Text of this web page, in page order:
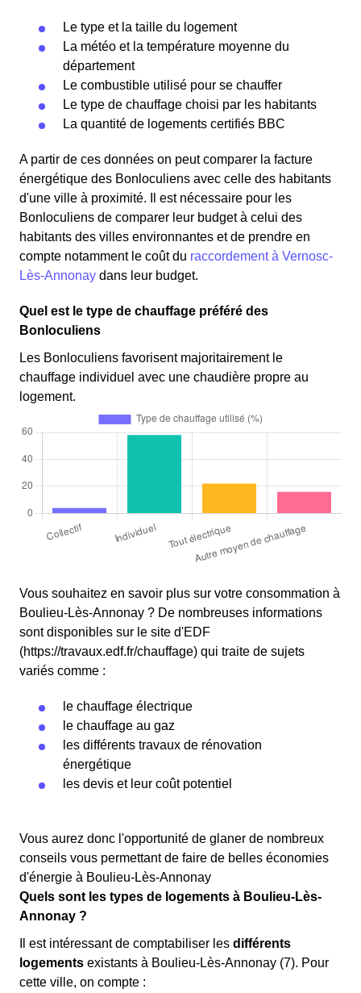
Le type et la taille du logement
La météo et la température moyenne du
département
Le combustible utilisé pour se chauffer
Le type de chauffage choisi par les habitants
La quantité de logements certifiés BBC
A partir de ces données on peut comparer la facture
énergétique des Bonloculiens avec celle des habitants
d'une ville à proximité. Il est nécessaire pour les
Bonloculiens de comparer leur budget à celui des
habitants des villes environnantes et de prendre en
compte notamment le coût du raccordement à Vernosc-
Lès-Annonay dans leur budget.
Quel est le type de chauffage préféré des
Bonloculiens
Les Bonloculiens favorisent majoritairement le
chauffage individuel avec une chaudière propre au
logement.
Vous souhaitez en savoir plus sur votre consommation à
Boulieu-Lès-Annonay ? De nombreuses informations
sont disponibles sur le site d'EDF
(https://travaux.edf.fr/chauffage) qui traite de sujets
variés comme :
le chauffage électrique
le chauffage au gaz
les différents travaux de rénovation
énergétique
les devis et leur coût potentiel
Vous aurez donc l'opportunité de glaner de nombreux
conseils vous permettant de faire de belles économies
d'énergie à Boulieu-Lès-Annonay
Quels sont les types de logements à Boulieu-Lès-
Annonay ?
Il est intéressant de comptabiliser les différents
logements existants à Boulieu-Lès-Annonay (7). Pour
cette ville, on compte :